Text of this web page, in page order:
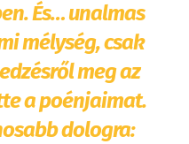
És… unalmas
mélység, csak
meg az
a poénjaimat.
dologra: